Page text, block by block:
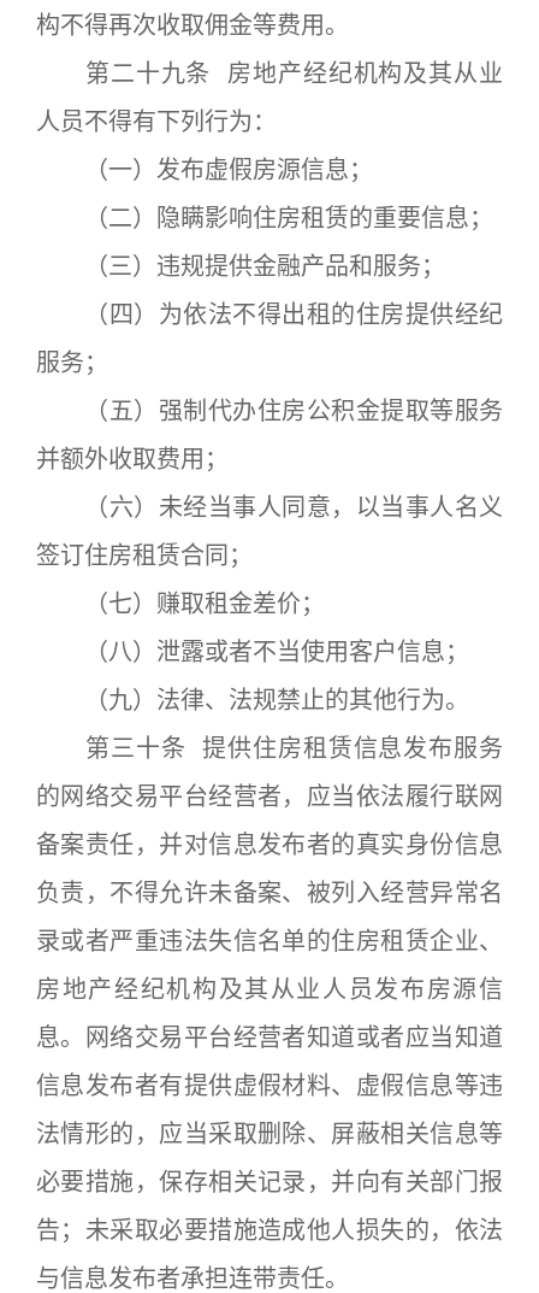
构不得再次收取佣金等费用。
第二十九条 房地产经纪机构及其从业
人员不得有下列行为：
（一）发布虚假房源信息；
（二）隐瞒影响住房租赁的重要信息；
（三）违规提供金融产品和服务；
（四）为依法不得出租的住房提供经纪
服务；
（五）强制代办住房公积金提取等服务
并额外收取费用；
（六）未经当事人同意，以当事人名义
签订住房租赁合同；
（七）赚取租金差价；
（八）泄露或者不当使用客户信息；
（九）法律、法规禁止的其他行为。
第三十条 提供住房租赁信息发布服务
的网络交易平台经营者，应当依法履行联网
备案责任，并对信息发布者的真实身份信息
负责，不得允许未备案、被列入经营异常名
录或者严重违法失信名单的住房租赁企业、
房地产经纪机构及其从业人员发布房源信
息。网络交易平台经营者知道或者应当知道
信息发布者有提供虚假材料、虚假信息等违
法情形的，应当采取删除、屏蔽相关信息等
必要措施，保存相关记录，并向有关部门报
告；未采取必要措施造成他人损失的，依法
与信息发布者承担连带责任。